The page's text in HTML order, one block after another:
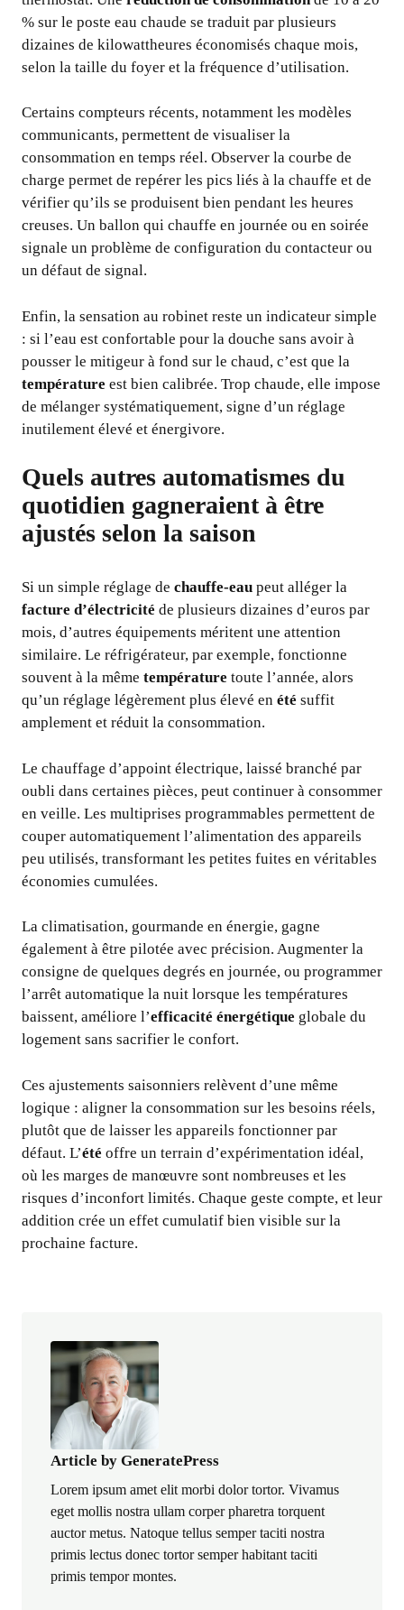
% sur le poste eau chaude se traduit par plusieurs
dizaines de kilowattheures économisés chaque mois,
selon la taille du foyer et la fréquence d’utilisation.
Certains compteurs récents, notamment les modèles
communicants, permettent de visualiser la
consommation en temps réel. Observer la courbe de
charge permet de repérer les pics liés à la chauffe et de
vérifier qu’ils se produisent bien pendant les heures
creuses. Un ballon qui chauffe en journée ou en soirée
signale un problème de configuration du contacteur ou
un défaut de signal.
Enfin, la sensation au robinet reste un indicateur simple
: si l’eau est confortable pour la douche sans avoir à
pousser le mitigeur à fond sur le chaud, c’est que la
température est bien calibrée. Trop chaude, elle impose
de mélanger systématiquement, signe d’un réglage
inutilement élevé et énergivore.
Quels autres automatismes du
quotidien gagneraient à être
ajustés selon la saison
Si un simple réglage de chauffe-eau peut alléger la
facture d’électricité de plusieurs dizaines d’euros par
mois, d’autres équipements méritent une attention
similaire. Le réfrigérateur, par exemple, fonctionne
souvent à la même température toute l’année, alors
qu’un réglage légèrement plus élevé en été suffit
amplement et réduit la consommation.
Le chauffage d’appoint électrique, laissé branché par
oubli dans certaines pièces, peut continuer à consommer
en veille. Les multiprises programmables permettent de
couper automatiquement l’alimentation des appareils
peu utilisés, transformant les petites fuites en véritables
économies cumulées.
La climatisation, gourmande en énergie, gagne
également à être pilotée avec précision. Augmenter la
consigne de quelques degrés en journée, ou programmer
l’arrêt automatique la nuit lorsque les températures
baissent, améliore l’efficacité énergétique globale du
logement sans sacrifier le confort.
Ces ajustements saisonniers relèvent d’une même
logique : aligner la consommation sur les besoins réels,
plutôt que de laisser les appareils fonctionner par
défaut. L’été offre un terrain d’expérimentation idéal,
où les marges de manœuvre sont nombreuses et les
risques d’inconfort limités. Chaque geste compte, et leur
addition crée un effet cumulatif bien visible sur la
prochaine facture.
Article by GeneratePress
Lorem ipsum amet elit morbi dolor tortor. Vivamus
eget mollis nostra ullam corper pharetra torquent
auctor metus. Natoque tellus semper taciti nostra
primis lectus donec tortor semper habitant taciti
primis tempor montes.